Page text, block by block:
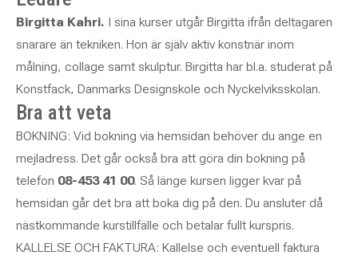
Birgitta Kahri. I sina kurser utgår Birgitta ifrån deltagaren
snarare än tekniken. Hon är själv aktiv konstnär inom
målning, collage samt skulptur. Birgitta har bl.a. studerat på
Konstfack, Danmarks Designskole och Nyckelviksskolan.
Bra att veta
BOKNING: Vid bokning via hemsidan behöver du ange en
mejladress. Det går också bra att göra din bokning på
telefon 08-453 41 00. Så länge kursen ligger kvar på
hemsidan går det bra att boka dig på den. Du ansluter då
nästkommande kurstillfälle och betalar fullt kurspris.
KALLELSE OCH FAKTURA: Kallelse och eventuell faktura